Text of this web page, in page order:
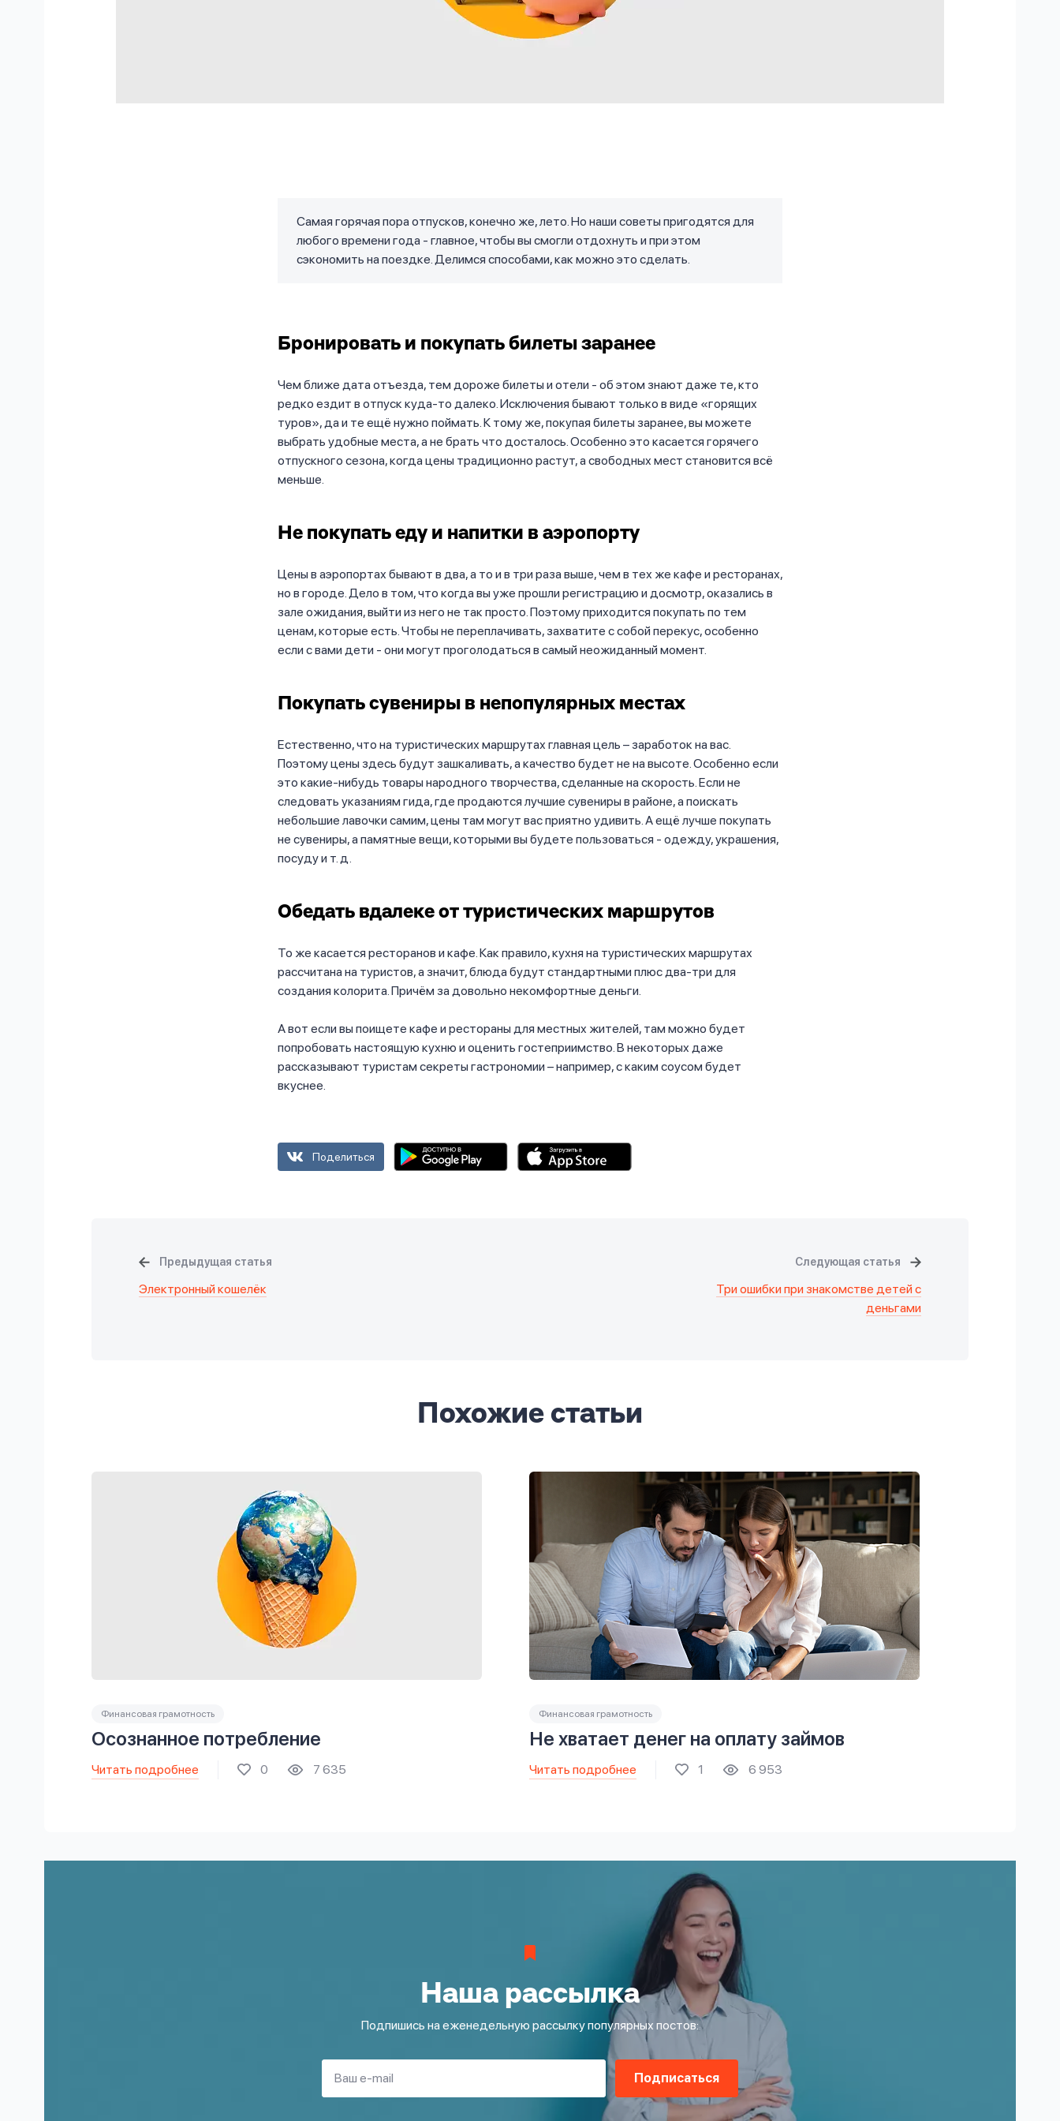
Самая горячая пора отпусков, конечно же, лето. Но наши советы пригодятся для
любого времени года - главное, чтобы вы смогли отдохнуть и при этом
сэкономить на поездке. Делимся способами, как можно это сделать.
Бронировать и покупать билеты заранее
Чем ближе дата отъезда, тем дороже билеты и отели - об этом знают даже те, кто
редко ездит в отпуск куда-то далеко. Исключения бывают только в виде «горящих
туров», да и те ещё нужно поймать. К тому же, покупая билеты заранее, вы можете
выбрать удобные места, а не брать что досталось. Особенно это касается горячего
отпускного сезона, когда цены традиционно растут, а свободных мест становится всё
меньше.
Не покупать еду и напитки в аэропорту
Цены в аэропортах бывают в два, а то и в три раза выше, чем в тех же кафе и ресторанах,
но в городе. Дело в том, что когда вы уже прошли регистрацию и досмотр, оказались в
зале ожидания, выйти из него не так просто. Поэтому приходится покупать по тем
ценам, которые есть. Чтобы не переплачивать, захватите с собой перекус, особенно
если с вами дети - они могут проголодаться в самый неожиданный момент.
Покупать сувениры в непопулярных местах
Естественно, что на туристических маршрутах главная цель – заработок на вас.
Поэтому цены здесь будут зашкаливать, а качество будет не на высоте. Особенно если
это какие-нибудь товары народного творчества, сделанные на скорость. Если не
следовать указаниям гида, где продаются лучшие сувениры в районе, а поискать
небольшие лавочки самим, цены там могут вас приятно удивить. А ещё лучше покупать
не сувениры, а памятные вещи, которыми вы будете пользоваться - одежду, украшения,
посуду и т. д.
Обедать вдалеке от туристических маршрутов
То же касается ресторанов и кафе. Как правило, кухня на туристических маршрутах
рассчитана на туристов, а значит, блюда будут стандартными плюс два-три для
создания колорита. Причём за довольно некомфортные деньги.
А вот если вы поищете кафе и рестораны для местных жителей, там можно будет
попробовать настоящую кухню и оценить гостеприимство. В некоторых даже
рассказывают туристам секреты гастрономии – например, с каким соусом будет
вкуснее.
Поделиться
Предыдущая статья
Электронный кошелёк
Следующая статья
Три ошибки при знакомстве детей с
деньгами
Похожие статьи
Финансовая грамотность
Осознанное потребление
Читать подробнее 0 7 635
Финансовая грамотность
Не хватает денег на оплату займов
Читать подробнее 1 6 953
Наша рассылка
Подпишись на еженедельную рассылку популярных постов:
Подписаться